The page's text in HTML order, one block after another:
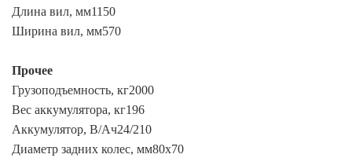
Длина вил, мм1150
Ширина вил, мм570
Прочее
Грузоподъемность, кг2000
Вес аккумулятора, кг196
Аккумулятор, В/Ач24/210
Диаметр задних колес, мм80х70